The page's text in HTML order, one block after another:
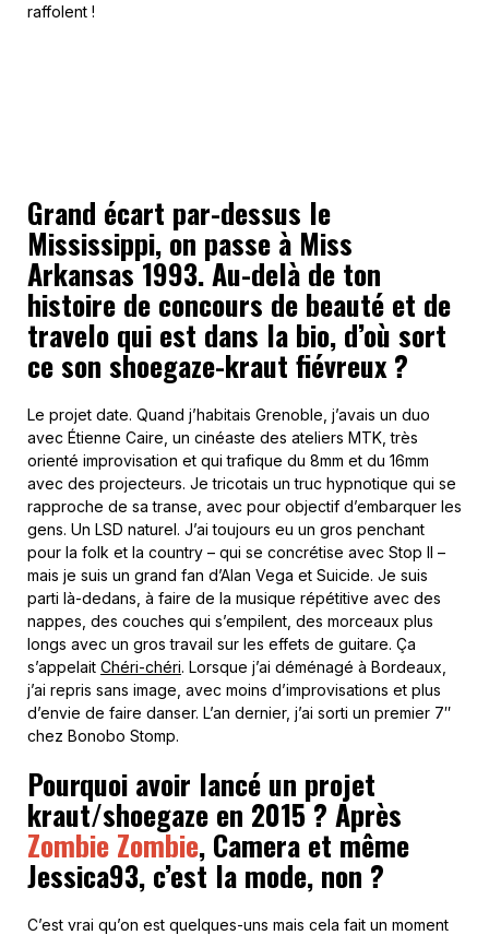
raffolent !
Grand écart par-dessus le
Mississippi, on passe à Miss
Arkansas 1993. Au-delà de ton
histoire de concours de beauté et de
travelo qui est dans la bio, d’où sort
ce son shoegaze-kraut fiévreux ?
Le projet date. Quand j’habitais Grenoble, j’avais un duo
avec Étienne Caire, un cinéaste des ateliers MTK, très
orienté improvisation et qui trafique du 8mm et du 16mm
avec des projecteurs. Je tricotais un truc hypnotique qui se
rapproche de sa transe, avec pour objectif d’embarquer les
gens. Un LSD naturel. J’ai toujours eu un gros penchant
pour la folk et la country – qui se concrétise avec Stop II –
mais je suis un grand fan d’Alan Vega et Suicide. Je suis
parti là-dedans, à faire de la musique répétitive avec des
nappes, des couches qui s’empilent, des morceaux plus
longs avec un gros travail sur les effets de guitare. Ça
s’appelait Chéri-chéri. Lorsque j’ai déménagé à Bordeaux,
j’ai repris sans image, avec moins d’improvisations et plus
d’envie de faire danser. L’an dernier, j’ai sorti un premier 7″
chez Bonobo Stomp.
Pourquoi avoir lancé un projet
kraut/shoegaze en 2015 ? Après
Zombie Zombie, Camera et même
Jessica93, c’est la mode, non ?
C’est vrai qu’on est quelques-uns mais cela fait un moment